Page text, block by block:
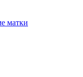
матки